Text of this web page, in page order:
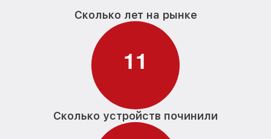
Сколько лет на рынке
11
Сколько устройств починили